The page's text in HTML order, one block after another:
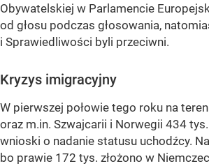
Obywatelskiej w Parlamencie
od głosu podczas głosowania,
i Sprawiedliwości byli przeciwni.
Kryzys imigracyjny
W pierwszej połowie tego roku na
oraz m.in. Szwajcarii i Norwegii 434 tys.
wnioski o nadanie statusu uchodźcy.
bo prawie 172 tys. złożono w